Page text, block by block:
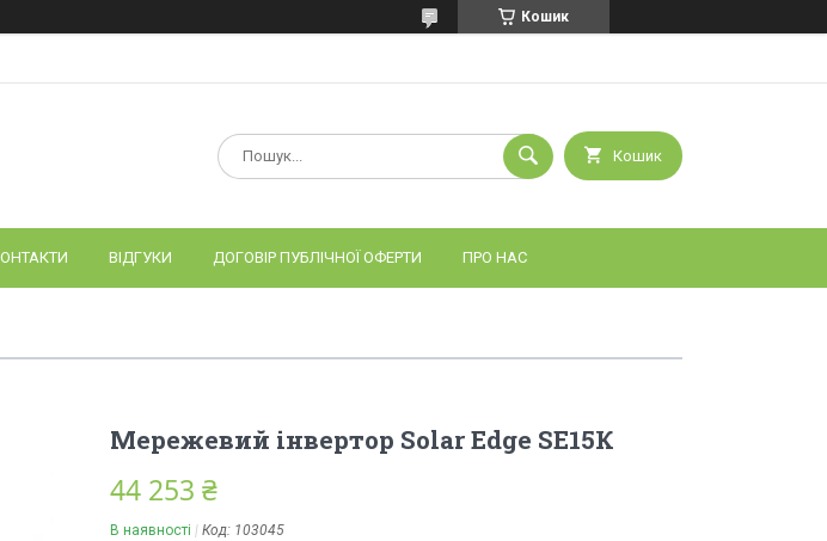
Кошик
Кошик
ВІДГУКИ ДОГОВІР ПУБЛІЧНОЇ ОФЕРТИ ПРО НАС
Мережевий інвертор Solar Edge SE15К
44 253 ₴
В наявності Код: 103045